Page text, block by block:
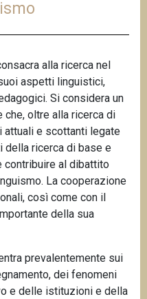
alla ricerca nel
aspetti linguistici,
Si considera un
oltre alla ricerca di
attuali e scottanti legate
della ricerca di base e
contribuire al dibattito
La cooperazione
così come con il
della sua
prevalentemente sui
dei fenomeni
e delle istituzioni e della